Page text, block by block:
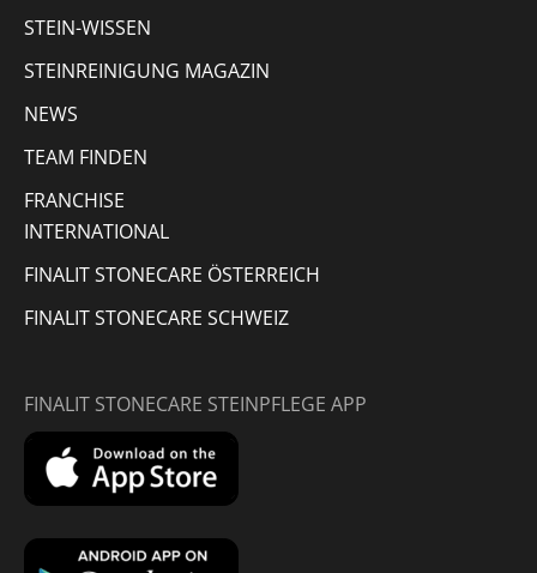
window
STEIN-WISSEN
STEINREINIGUNG MAGAZIN
NEWS
TEAM FINDEN
FRANCHISE
INTERNATIONAL
FINALIT STONECARE ÖSTERREICH
FINALIT STONECARE SCHWEIZ
FINALIT STONECARE STEINPFLEGE APP